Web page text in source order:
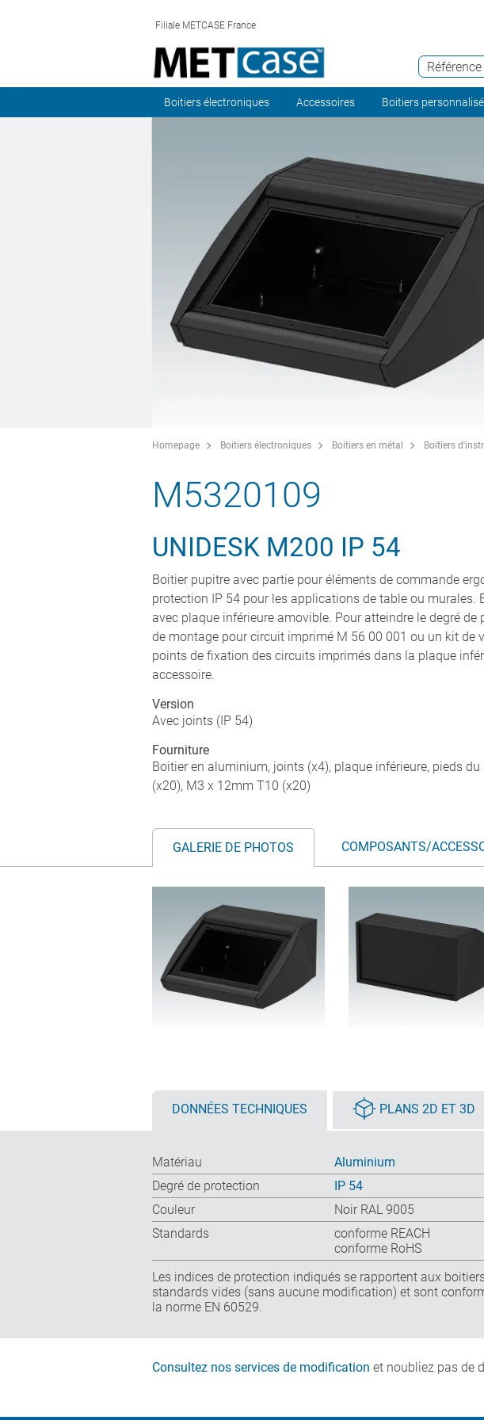
Filiale METCASE France
Boitiers électroniques Accessoires Boitiers
Homepage Boitiers électroniques Boitiers en métal Boitiers
M5320109
UNIDESK M200 IP 54
Boitier pupitre avec partie pour éléments de commande
protection IP 54 pour les applications de table ou murales.
avec plaque inférieure amovible. Pour atteindre le degré
de montage pour circuit imprimé M 56 00 001 ou un kit de
points de fixation des circuits imprimés dans la plaque
accessoire.
Version
Avec joints (IP 54)
Fourniture
Boitier en aluminium, joints (x4), plaque inférieure, pieds
(x20), M3 x 12mm T10 (x20)
GALERIE DE PHOTOS COMPOSANTS/
DONNÉES TECHNIQUES PLANS 2D ET 3D
Matériau
Aluminium
Degré de protection
IP 54
Couleur
Noir RAL 9005
Standards
conforme REACH
conforme RoHS
Les indices de protection indiqués se rapportent aux
standards vides (sans aucune modification) et sont
la norme EN 60529.
Consultez nos services de modification et noubliez pas de